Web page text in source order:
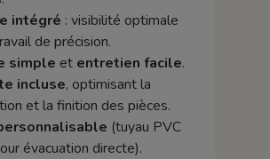
intégré : visibilité optimale
de précision.
simple et entretien facile.
incluse, optimisant la
et la finition des pièces.
(tuyau PVC
évacuation directe).